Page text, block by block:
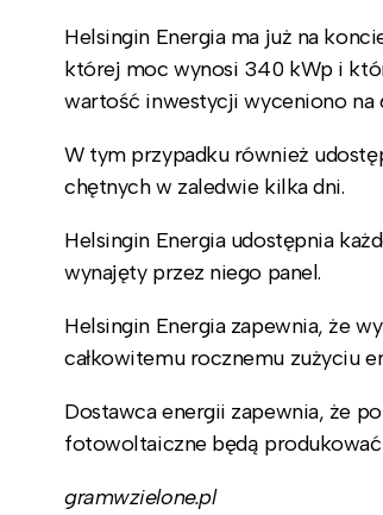
Helsingin Energia ma już na
której moc wynosi 340 kWp i
wartość inwestycji wyceniono na
W tym przypadku również
chętnych w zaledwie kilka dni.
Helsingin Energia udostępnia
wynajęty przez niego panel.
Helsingin Energia zapewnia, że
całkowitemu rocznemu zużyciu
Dostawca energii zapewnia, że
fotowoltaiczne będą produkować
gramwzielone.pl